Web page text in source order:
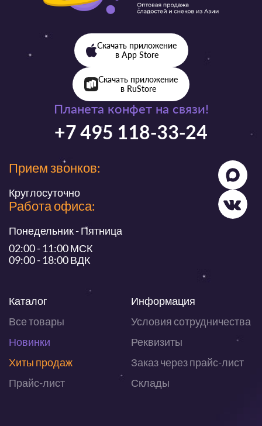
Планета конфет на связи!
+7 495 118-33-24
Прием звонков:
Круглосуточно
Работа офиса:
Понедельник - Пятница
02:00 - 11:00 МСК
09:00 - 18:00 ВДК
Каталог
Все товары
Новинки
Хиты продаж
Прайс-лист
Информация
Условия сотрудничества
Реквизиты
Заказ через прайс-лист
Склады
Скачать приложение
в App Store
Скачать приложение
в RuStore